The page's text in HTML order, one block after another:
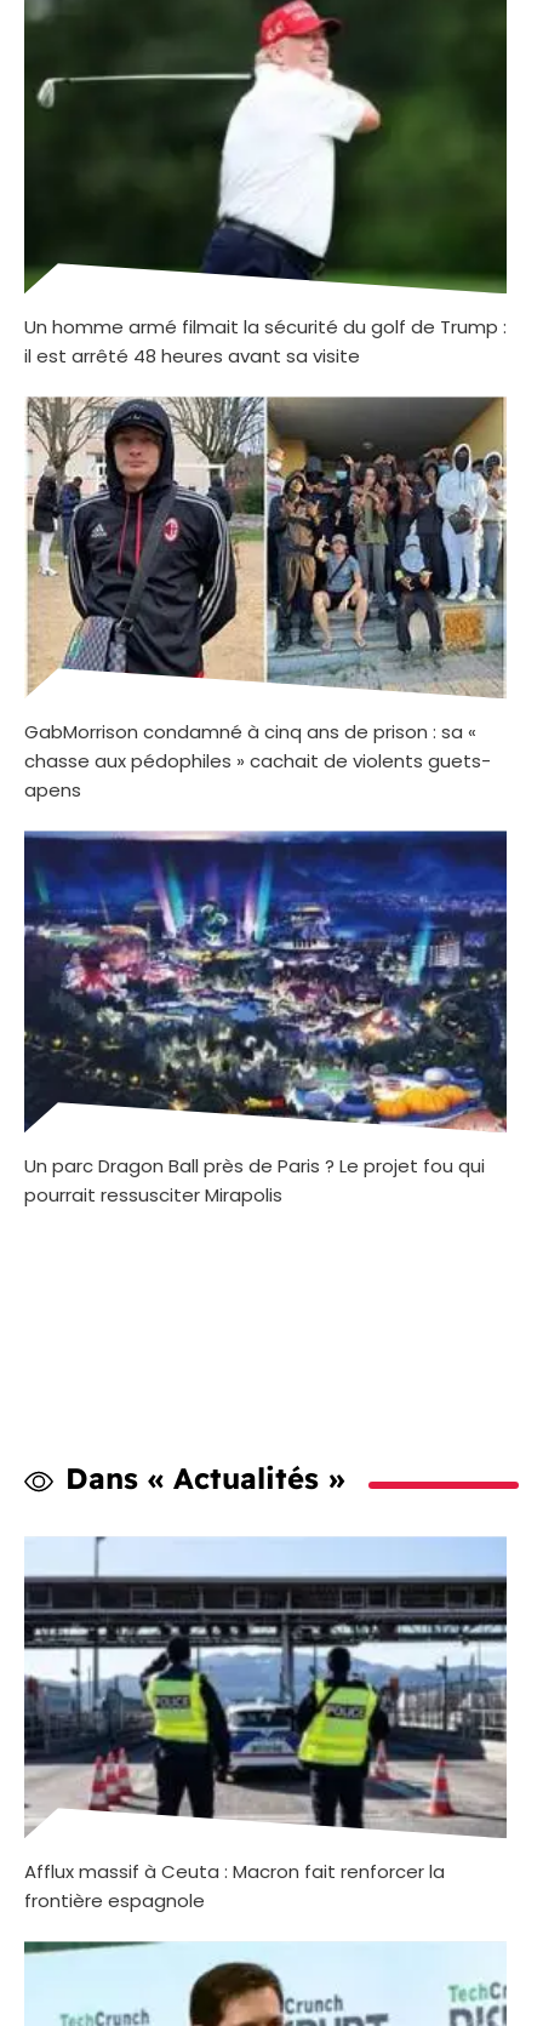
Un homme armé filmait la sécurité du golf de Trump :
il est arrêté 48 heures avant sa visite
GabMorrison condamné à cinq ans de prison : sa «
chasse aux pédophiles » cachait de violents guets-
apens
Un parc Dragon Ball près de Paris ? Le projet fou qui
pourrait ressusciter Mirapolis
Dans « Actualités »
Afflux massif à Ceuta : Macron fait renforcer la
frontière espagnole